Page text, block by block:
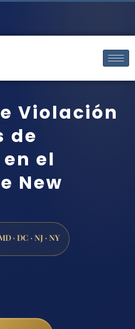
Violación
de
el
New
· DC · NJ · NY